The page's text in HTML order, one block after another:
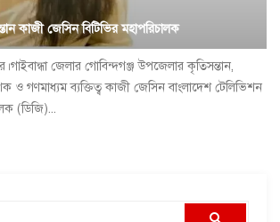
কাজী জেসিন বিটিভির মহাপরিচালক
জেলার গোবিন্দগঞ্জ উপজেলার কৃতিসন্তান,
ও গণমাধ্যম ব্যক্তিত্ব কাজী জেসিন বাংলাদেশ টেলিভিশন
(ডিজি)...